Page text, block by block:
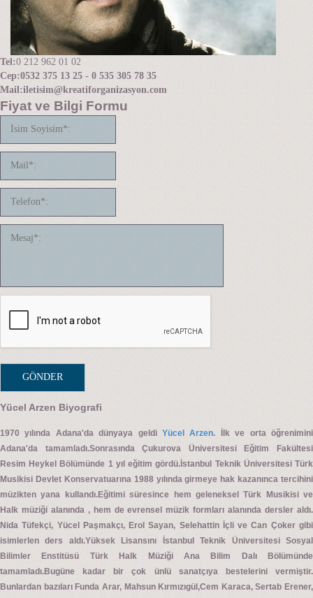
Tel:0 212 962 01 02
Cep:0532 375 13 25 - 0 535 305 78 35
Mail:iletisim@kreatiforganizasyon.com
Fiyat ve Bilgi Formu
Yücel Arzen Biyografi
1970 yılında Adana'da dünyaya geldi Yücel Arzen. İlk ve orta öğrenimini
Adana'da tamamladı.Sonrasında Çukurova Üniversitesi Eğitim Fakültesi
Resim Heykel Bölümünde 1 yıl eğitim gördü.İstanbul Teknik Üniversitesi Türk
Musikisi Devlet Konservatuarına 1988 yılında girmeye hak kazanınca tercihini
müzikten yana kullandı.Eğitimi süresince hem geleneksel Türk Musikisi ve
Halk müziği alanında , hem de evrensel müzik formları alanında dersler aldı.
Nida Tüfekçi, Yücel Paşmakçı, Erol Sayan, Selehattin İçli ve Can Çoker gibi
isimlerlen ders aldı.Yüksek Lisansını İstanbul Teknik Üniversitesi Sosyal
Bilimler Enstitüsü Türk Halk Müziği Ana Bilim Dalı Bölümünde
tamamladı.Bugüne kadar bir çok ünlü sanatçıya bestelerini vermiştir.
Bunlardan bazıları Funda Arar, Mahsun Kırmızıgül,Cem Karaca, Sertab Erener,